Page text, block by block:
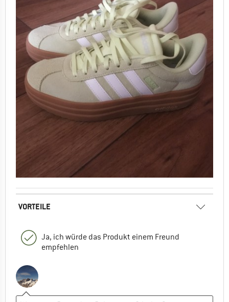
VORTEILE
Ja, ich würde das Produkt einem Freund
empfehlen